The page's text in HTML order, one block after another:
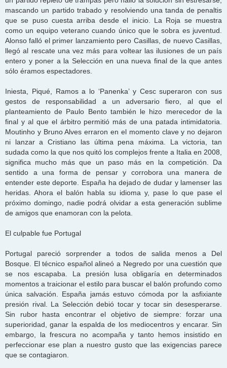
mascando un partido trabado y resolviendo una tanda de penaltis
que se puso cuesta arriba desde el inicio. La Roja se muestra
como un equipo veterano cuando único que le sobra es juventud.
Alonso falló el primer lanzamiento pero Casillas, de nuevo Casillas,
llegó al rescate una vez más para voltear las ilusiones de un país
entero y poner a la Selección en una nueva final de la que antes
sólo éramos espectadores.
Iniesta, Piqué, Ramos a lo ‘Panenka’ y Cesc superaron con sus
gestos de responsabilidad a un adversario fiero, al que el
planteamiento de Paulo Bento también le hizo merecedor de la
final y al que el árbitro permitió más de una patada intimidatoria.
Moutinho y Bruno Alves erraron en el momento clave y no dejaron
ni lanzar a Cristiano las última pena máxima. La victoria, tan
sudada como la que nos quitó los complejos frente a Italia en 2008,
significa mucho más que un paso más en la competición. Da
sentido a una forma de pensar y corrobora una manera de
entender este deporte. España ha dejado de dudar y lamenser las
heridas. Ahora el balón habla su idioma y, pase lo que pase el
próximo domingo, nadie podrá olvidar a esta generación sublime
de amigos que enamoran con la pelota.
El culpable fue Portugal
Portugal pareció sorprender a todos de salida menos a Del
Bosque. El técnico español alineó a Negredo por una cuestión que
se nos escapaba. La presión lusa obligaría en determinados
momentos a traicionar el estilo para buscar el balón profundo como
única salvación. España jamás estuvo cómoda por la asfixiante
presión rival. La Selección debió tocar y tocar sin desesperarse.
Sin rubor hasta encontrar el objetivo de siempre: forzar una
superioridad, ganar la espalda de los mediocentros y encarar. Sin
embargo, la frescura no acompaña y tanto hemos insistido en
perfeccionar ese plan a nuestro gusto que las exigencias parece
que se contagiaron.